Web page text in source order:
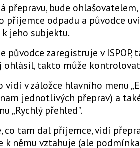
přepravu, bude
příjemce odpadu a původce
jeho subjektu.
původce zaregistruje v ISPOP,
ohlásil, takto může
vidí v záložce hlavního menu
jednotlivých přeprav) a
„Rychlý přehled".
co tam dal příjemce, vidí
k němu vztahuje (ale